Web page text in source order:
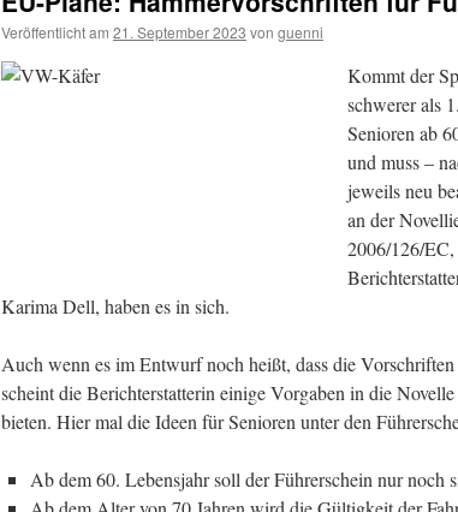
Veröffentlicht am 21. September 2023 von guenni
Kommt der
schwerer als
Senioren ab
und muss –
jeweils neu
an der
2006/126/
Karima Dell, haben es in sich.
Auch wenn es im Entwurf noch heißt, dass die
scheint die Berichterstatterin einige Vorgaben in die
bieten. Hier mal die Ideen für Senioren unter den
Ab dem 60. Lebensjahr soll der Führerschein nur noch